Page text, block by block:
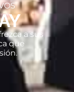
a sus
que